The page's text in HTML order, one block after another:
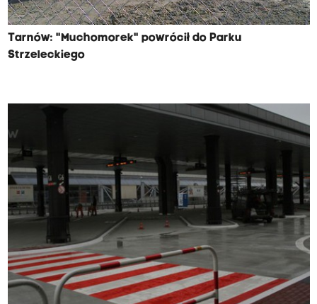
Tarnów: "Muchomorek" powrócił do Parku
Strzeleckiego